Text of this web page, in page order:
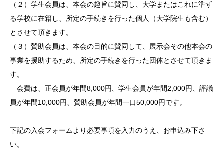
（２）学生会員は、本会の趣旨に賛同し、大学またはこれに準ず
る学校に在籍し、所定の手続きを行った個人（大学院生も含む）
とさせて頂きます。
（３）賛助会員は、本会の目的に賛同して、展示会その他本会の
事業を援助するため、所定の手続きを行った団体とさせて頂きま
す。
会費は、正会員が年間8,000円、学生会員が年間2,000円、評議
員が年間10,000円、賛助会員が年間一口50,000円です。
下記の入会フォームより必要事項を入力のうえ、お申込み下さ
い。